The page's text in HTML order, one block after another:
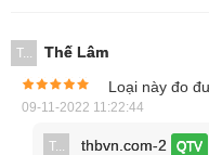
lớn, với khả năng hiển
sát đồng thời thông số
6000 digits.
T...
Thế Lâm
Loại này đo
09-11-2022 11:22:44
T... thbvn.com-2 QTV